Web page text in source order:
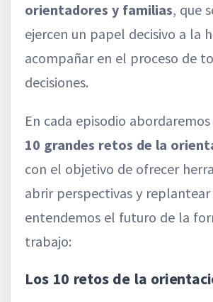
orientadores y familias, que
ejercen un papel decisivo a la
acompañar en el proceso de
decisiones.
En cada episodio
10 grandes retos de la
con el objetivo de ofrecer
abrir perspectivas y
entendemos el futuro de la
trabajo:
Los 10 retos de la